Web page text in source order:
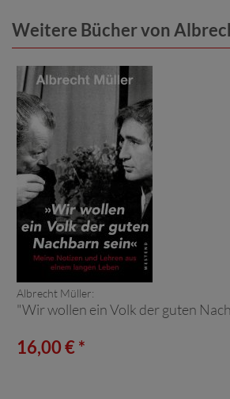
Weitere Bücher von
Albrecht Müller:
"Wir wollen ein Volk der guten
16,00 € *